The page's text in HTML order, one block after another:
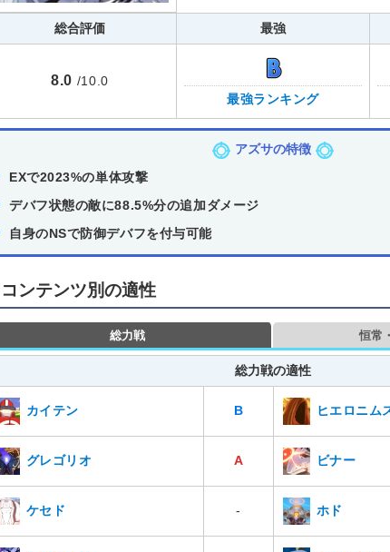
総合評価 最強
8.0 /10.0
最強ランキング
アズサの特徴
EXで2023%の単体攻撃
デバフ状態の敵に88.5%分の追加ダメージ
自身のNSで防御デバフを付与可能
コンテンツ別の適性
総力戦 恒常
総力戦の適性
カイテン B ヒエロニム
グレゴリオ A ビナー
ケセド - ホド